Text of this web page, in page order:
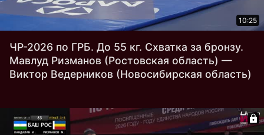
10:25
ЧР-2026 по ГРБ. До 55 кг. Схватка за бронзу.
Мавлуд Ризманов (Ростовская область) —
Виктор Ведерников (Новосибирская область)